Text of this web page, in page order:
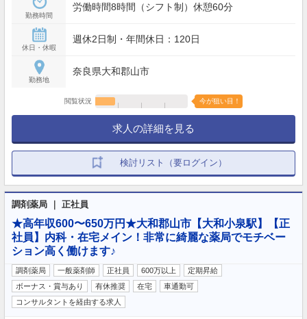
勤務時間
労働時間8時間（シフト制）休憩60分
休日・休暇
週休2日制・年間休日：120日
勤務地
奈良県大和郡山市
閲覧状況 今が狙い目！
求人の詳細を見る
検討リスト（要ログイン）
調剤薬局 ｜ 正社員
★高年収600〜650万円★大和郡山市【大和小泉駅】【正
社員】内科・在宅メイン！非常に綺麗な薬局でモチベー
ション高く働けます♪
調剤薬局 一般薬剤師 正社員 600万以上
定期昇給
ボーナス・賞与あり
有休推奨 在宅
車通勤可
コンサルタントを経由する求人